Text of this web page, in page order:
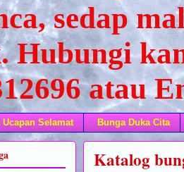
sedap
Hubungi
atau
Ucapan Selamat Bunga Duka Cita
Katalog